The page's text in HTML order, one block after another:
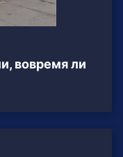
вовремя ли